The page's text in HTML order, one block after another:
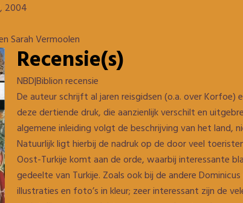
2004
Sarah Vermoolen
Recensie(s)
NBD|Biblion recensie
De auteur schrijft al jaren reisgidsen (o.a. over Korfoe)
deze dertiende druk, die aanzienlijk verschilt en
algemene inleiding volgt de beschrijving van het land,
Natuurlijk ligt hierbij de nadruk op de door veel
Oost-Turkije komt aan de orde, waarbij interessante
gedeelte van Turkije. Zoals ook bij de andere
illustraties en foto’s in kleur; zeer interessant zijn de